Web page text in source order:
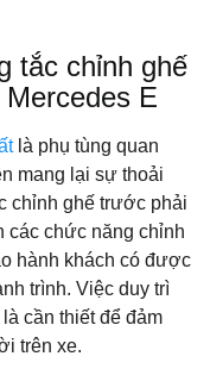
tắc chỉnh ghế
E
là phụ tùng quan
mang lại sự thoải
chỉnh ghế trước phải
các chức năng chỉnh
hành khách có được
trình. Việc duy trì
cần thiết để đảm
trên xe.